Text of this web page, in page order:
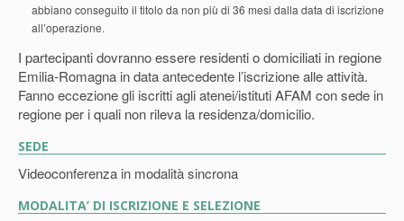
abbiano conseguito il titolo da non più di 36 mesi dalla data di iscrizione
all’operazione.
I partecipanti dovranno essere residenti o domiciliati in regione
Emilia-Romagna in data antecedente l’iscrizione alle attività.
Fanno eccezione gli iscritti agli atenei/istituti AFAM con sede in
regione per i quali non rileva la residenza/domicilio.
SEDE
Videoconferenza in modalità sincrona
MODALITA’ DI ISCRIZIONE E SELEZIONE